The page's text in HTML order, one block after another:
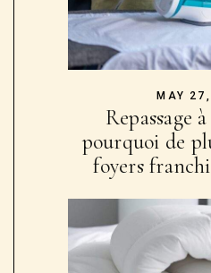
MAY
Repassage
pourquoi de
foyers